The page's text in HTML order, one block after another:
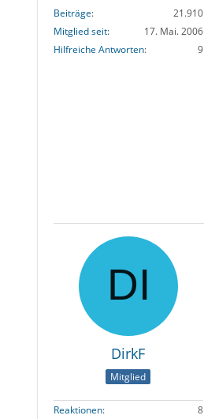
Beiträge
21.910
Mitglied seit
17. Mai. 2006
Hilfreiche Antworten
9
DirkF
Mitglied
Reaktionen
8